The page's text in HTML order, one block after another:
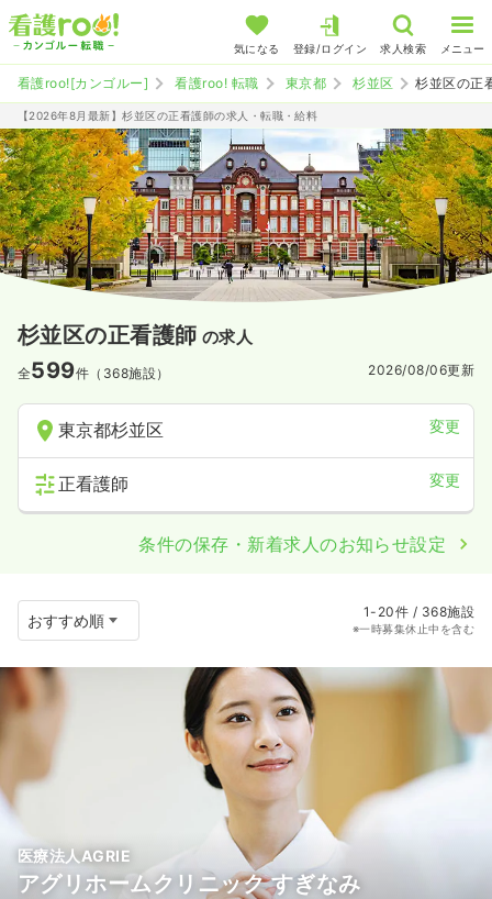
気になる 登録/ログイン 求人検索 メニュー
看護roo![カンゴルー] 看護roo! 転職 東京都 杉並区 杉並区の正
【2026年8月最新】杉並区の正看護師の求人・転職・給料
杉並区の正看護師 の求人
全599件（368施設） 2026/08/06更新
東京都杉並区 変更
正看護師 変更
条件の保存・新着求人のお知らせ設定
1-20件 / 368施設
※一時募集休止中を含む
医療法人AGRIE
アグリホームクリニック すぎなみ